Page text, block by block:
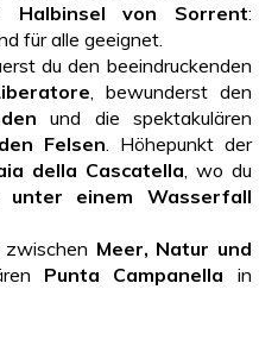
Halbinsel von Sorrent:
für alle geeignet.
du den beeindruckenden
, bewunderst den
und die spektakulären
Felsen . Höhepunkt der
della Cascatella , wo du
unter einem Wasserfall
zwischen Meer, Natur und
Punta Campanella in